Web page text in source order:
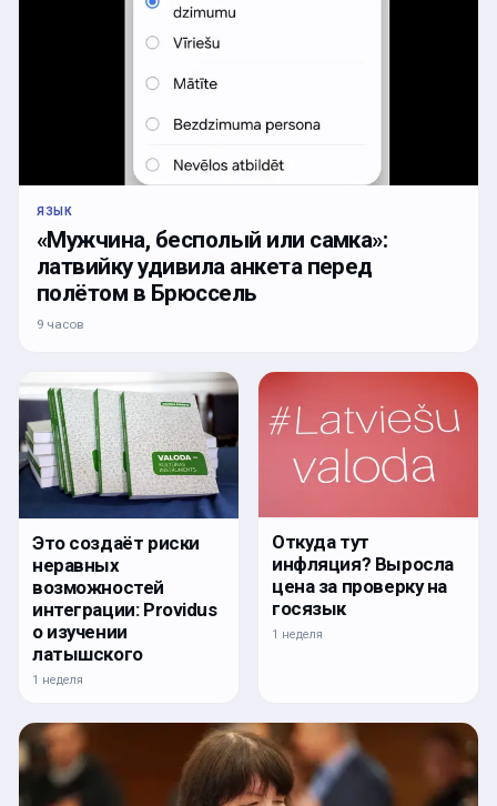
ЯЗЫК
«Мужчина, бесполый или самка»:
латвийку удивила анкета перед
полётом в Брюссель
9 часов
Это создаёт риски
неравных
возможностей
интеграции: Providus
о изучении
латышского
1 неделя
Откуда тут
инфляция? Выросла
цена за проверку на
госязык
1 неделя